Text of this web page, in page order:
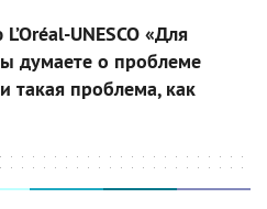
UNESCO «Для
думаете о проблеме
такая проблема, как